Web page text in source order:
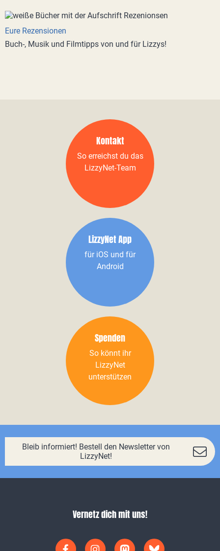
Eure Rezensionen
Buch-, Musik und Filmtipps von und für Lizzys!
Kontakt
So erreichst du das
LizzyNet-Team
LizzyNet App
für iOS und für
Android
Spenden
So könnt ihr
LizzyNet
unterstützen
Bleib informiert! Bestell den Newsletter von
LizzyNet!
Vernetz dich mit uns!